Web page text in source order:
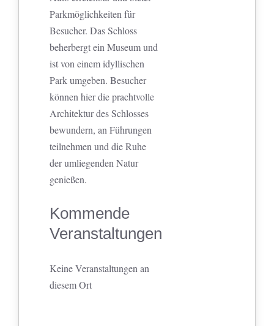
Parkmöglichkeiten für
Besucher. Das Schloss
beherbergt ein Museum und
ist von einem idyllischen
Park umgeben. Besucher
können hier die prachtvolle
Architektur des Schlosses
bewundern, an Führungen
teilnehmen und die Ruhe
der umliegenden Natur
genießen.
Kommende
Veranstaltungen
Keine Veranstaltungen an
diesem Ort